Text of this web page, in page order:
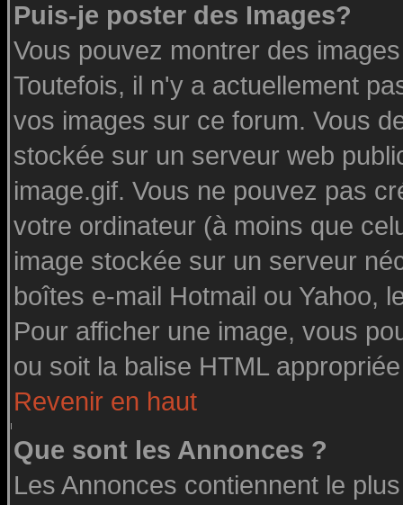
Puis-je poster des Images?
Vous pouvez montrer des
Toutefois, il n'y a actuellement
vos images sur ce forum. Vous
stockée sur un serveur web
image.gif. Vous ne pouvez pas
votre ordinateur (à moins que
image stockée sur un serveur
boîtes e-mail Hotmail ou Yahoo,
Pour afficher une image, vous
ou soit la balise HTML
Revenir en haut
Que sont les Annonces ?
Les Annonces contiennent le